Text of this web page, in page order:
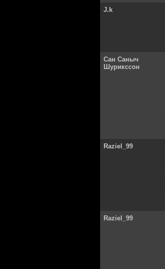
J.k
Сан Саныч
Шурикссон
Raziel_99
Raziel_99